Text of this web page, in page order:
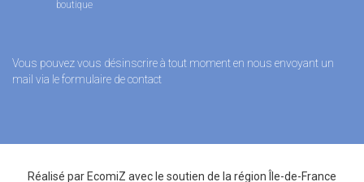
boutique
Vous pouvez vous désinscrire à tout moment en nous envoyant un
mail via le formulaire de contact
Réalisé par EcomiZ avec le soutien de la région Île-de-France